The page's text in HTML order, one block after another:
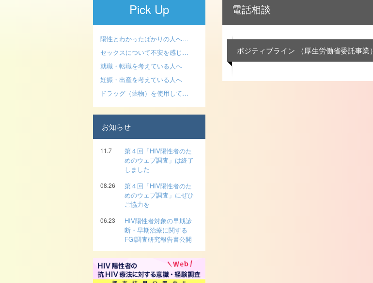
電話相談
ポジティブライン （厚生労働省委託事業）
Pick Up
陽性とわかったばかりの人へ…
セックスについて不安を感じ…
就職・転職を考えている人へ
妊娠・出産を考えている人へ
ドラッグ（薬物）を使用して…
お知らせ
11.7
第４回「HIV陽性者のた
めのウェブ調査」は終了
しました
08.26
第４回「HIV陽性者のた
めのウェブ調査」にぜひ
ご協力を
06.23
HIV陽性者対象の早期診
断・早期治療に関する
FGI調査研究報告書公開